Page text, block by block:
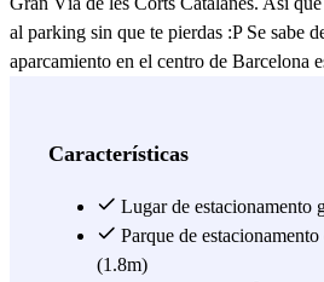
al parking sin que te pierdas :P Se sabe
aparcamiento en el centro de Barcelona
Maria del Pi y, como no, del Mercado de
un evento o un concierto, el parking
buena opción para aparcar cerca de la
solo 400 metros. Y ya que estás aquí,
Características
Lugar de estacionamento
Parque de
(1.8m)